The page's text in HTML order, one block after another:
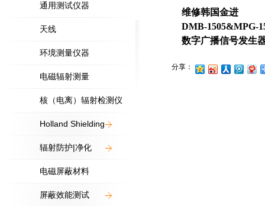
通用测试仪器
天线
环境测量仪器
电磁辐射测量
核（电离）辐射检测仪
Holland Shielding
辐射防护|净化
电磁屏蔽材料
屏蔽效能测试
维修韩国金进
DMB-1505&MPG-
数字广播信号发生
分享：